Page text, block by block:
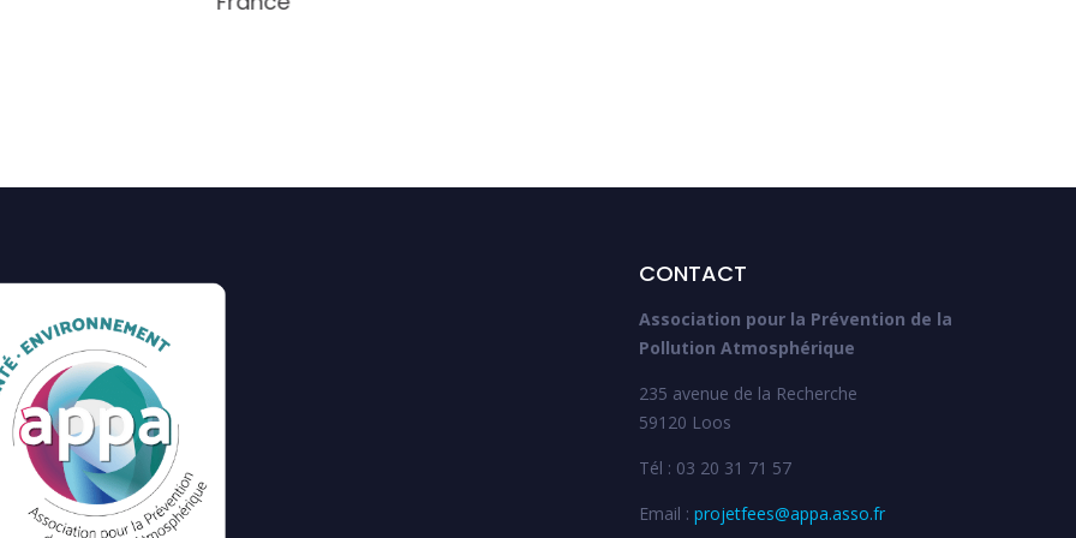
CONTACT
Association pour la Prévention de la
Pollution Atmosphérique
235 avenue de la Recherche
59120 Loos
Tél : 03 20 31 71 57
Email : projetfees@appa.asso.fr